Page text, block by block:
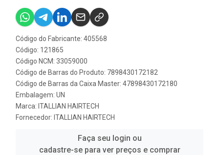
Código do Fabricante: 405568
Código: 121865
Código NCM: 33059000
Código de Barras do Produto: 7898430172182
Código de Barras da Caixa Master: 47898430172180
Embalagem: UN
Marca: ITALLIAN HAIRTECH
Fornecedor: ITALLIAN HAIRTECH
Faça seu login ou
cadastre-se para ver preços e comprar